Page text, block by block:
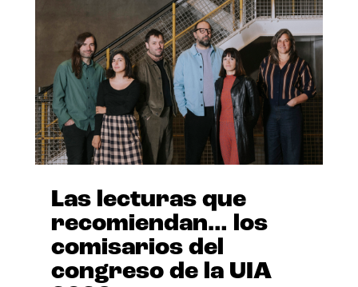
Las lecturas que
recomiendan… los
comisarios del
congreso de la UIA